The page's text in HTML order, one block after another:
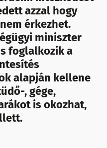
azzal hogy
érkezhet.
miniszter
foglalkozik a
alapján kellene
, gége,
is okozhat,